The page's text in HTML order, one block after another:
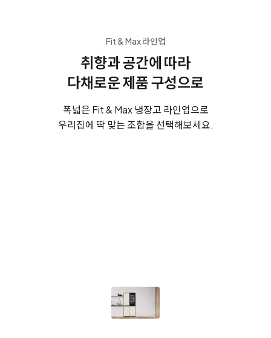
Fit & Max 라인업
취향과 공간에 따라
다채로운 제품 구성으로
폭넓은 Fit & Max 냉장고 라인업으로
우리집에 딱 맞는 조합을 선택해보세요.